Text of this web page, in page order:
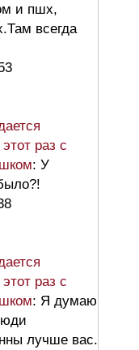
и пшх,
всегда
раз с
: У
раз с
: Я думаю
лучше вас.